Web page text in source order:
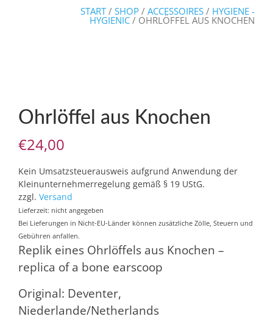
START/ SHOP / ACCESSOIRES / HYGIENE -
HYGIENIC / OHRLÖFFEL AUS KNOCHEN
Ohrlöffel aus Knochen
€24,00
Kein Umsatzsteuerausweis aufgrund Anwendung der
Kleinunternehmerregelung gemäß § 19 UStG.
zzgl. Versand
Lieferzeit: nicht angegeben
Bei Lieferungen in Nicht-EU-Länder können zusätzliche Zölle, Steuern und
Gebühren anfallen.
Replik eines Ohrlöffels aus Knochen –
replica of a bone earscoop
Original: Deventer,
Niederlande/Netherlands